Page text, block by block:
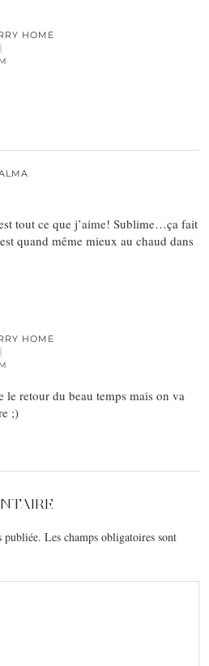
HOME
tout ce que j’aime! Sublime…ça fait
quand même mieux au chaud dans
HOME
le retour du beau temps mais on va
;)
publiée. Les champs obligatoires sont